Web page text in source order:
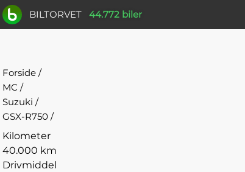
BILTORVET 44.772 biler
Forside /
MC /
Suzuki /
GSX-R750 /
Kilometer
40.000 km
Drivmiddel